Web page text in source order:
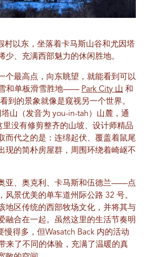
村以东，坐落着卡马斯山谷和尤因塔
少、充满西部魅力的休闲胜地。
个最高点，向东眺望，就能看到可以
和单板滑雪胜地—— Park City 山 和
的景象就像是窥视另一个世界。
山（发音为 you-in-tah）山麓，通
里没有修剪整齐的山坡、设计师精品
而代之的是：连绵起伏、覆盖着鼠尾
现的简朴房屋群，周围环绕着崎岖不
亚、奥克利、卡马斯和伍德兰——点
风景优美的单车道州际公路 32 号。
地区传统的西部牧场文化，并将其与
融合在一起。虽然这里的生活节奏明
慢得多，但Wasatch Back 内的活动
来了不同的体验，充满了温暖的真